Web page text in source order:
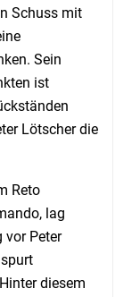
Schuss mit
Sein
ist
Lötscher die
Reto
lag
vor Peter
diesem